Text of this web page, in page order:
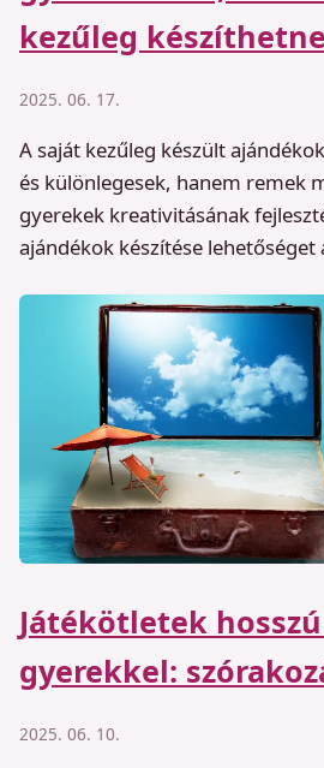
kezűleg
2025. 06. 17.
A saját kezűleg készült
és különlegesek, hanem remek
gyerekek kreativitásának
ajándékok készítése lehetőséget
Játékötletek
gyerekkel:
2025. 06. 10.